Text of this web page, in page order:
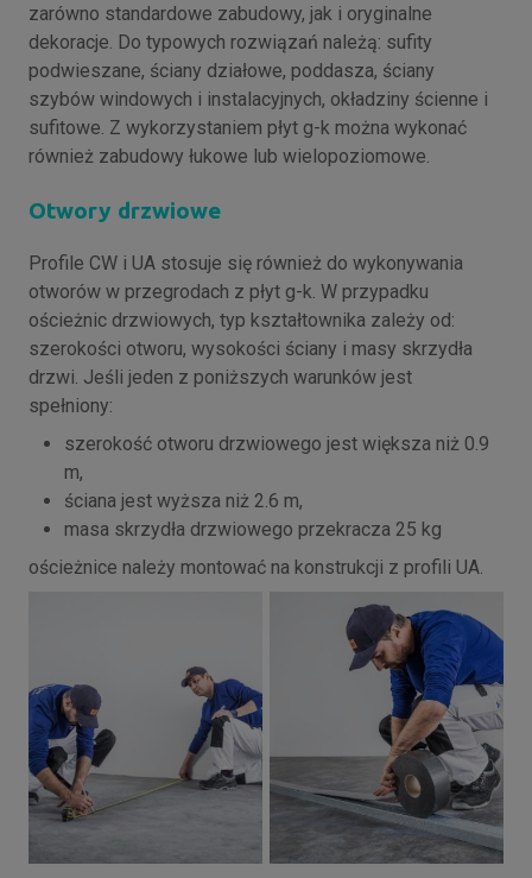
zarówno standardowe zabudowy, jak i oryginalne
dekoracje. Do typowych rozwiązań należą: sufity
podwieszane, ściany działowe, poddasza, ściany
szybów windowych i instalacyjnych, okładziny ścienne i
sufitowe. Z wykorzystaniem płyt g-k można wykonać
również zabudowy łukowe lub wielopoziomowe.
Otwory drzwiowe
Profile CW i UA stosuje się również do wykonywania
otworów w przegrodach z płyt g-k. W przypadku
ościeżnic drzwiowych, typ kształtownika zależy od:
szerokości otworu, wysokości ściany i masy skrzydła
drzwi. Jeśli jeden z poniższych warunków jest
spełniony:
szerokość otworu drzwiowego jest większa niż 0.9
m,
ściana jest wyższa niż 2.6 m,
masa skrzydła drzwiowego przekracza 25 kg
ościeżnice należy montować na konstrukcji z profili UA.